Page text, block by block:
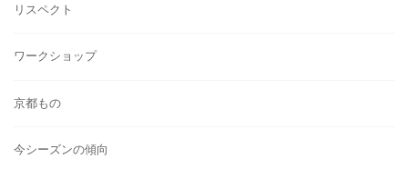
リスペクト
ワークショップ
京都もの
今シーズンの傾向